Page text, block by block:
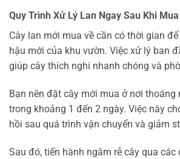
Quy Trình Xử Lý Lan Ngay Sau Khi
Cây lan mới mua về cần có thời gian
hậu mới của khu vườn. Việc xử lý ban
giúp cây thích nghi nhanh chóng và
Bạn nên đặt cây mới mua ở nơi thoáng
trong khoảng 1 đến 2 ngày. Việc này
hồi sau quá trình vận chuyển và giảm
Sau đó, tiến hành ngâm rễ cây qua các